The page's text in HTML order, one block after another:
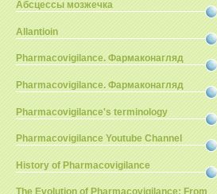
Абсцессы мозжечка
Allantioin
Pharmacovigilance. Фармаконагляд
Pharmacovigilance. Фармаконагляд
Pharmacovigilance's terminology
Pharmacovigilance Youtube Channel
History of Pharmacovigilance